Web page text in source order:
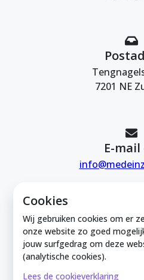
Cookies
Wij gebruiken cookies om er
onze website zo goed
jouw surfgedrag om deze
(analytische cookies).
Lees de cookieverklaring
7201 NE
E-mail
Mede in Zutphen is
Zutphense